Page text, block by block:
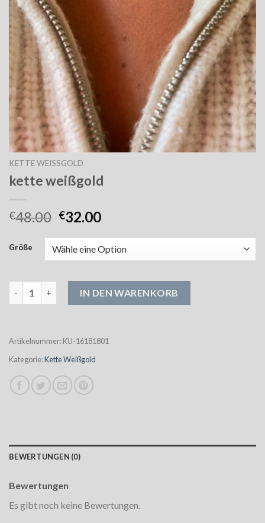
KETTE WEISSGOLD
kette weißgold
€48.00 €32.00
Größe
IN DEN WARENKORB
Artikelnummer:KU-16181801
Kategorie:Kette Weißgold
BEWERTUNGEN (0)
Bewertungen
Es gibt noch keine Bewertungen.